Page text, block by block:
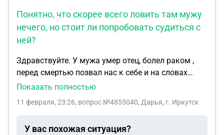
Понятно, что скорее всего ловить там мужу
нечего, но стоит ли попробовать судиться с
ней?
Здравствуйте. У мужа умер отец, болел раком ,
перед смертью позвал нас к себе и на словах
сказал , что хочет оставить квартиру своим
жену. Сказал это на доверии к своей жене. После
передать квартиру его внукам. И сказал продать
Показать полностью
11 февраля, 23:26, вопрос №4855040, Дарья, г. Иркутск
У вас похожая ситуация?